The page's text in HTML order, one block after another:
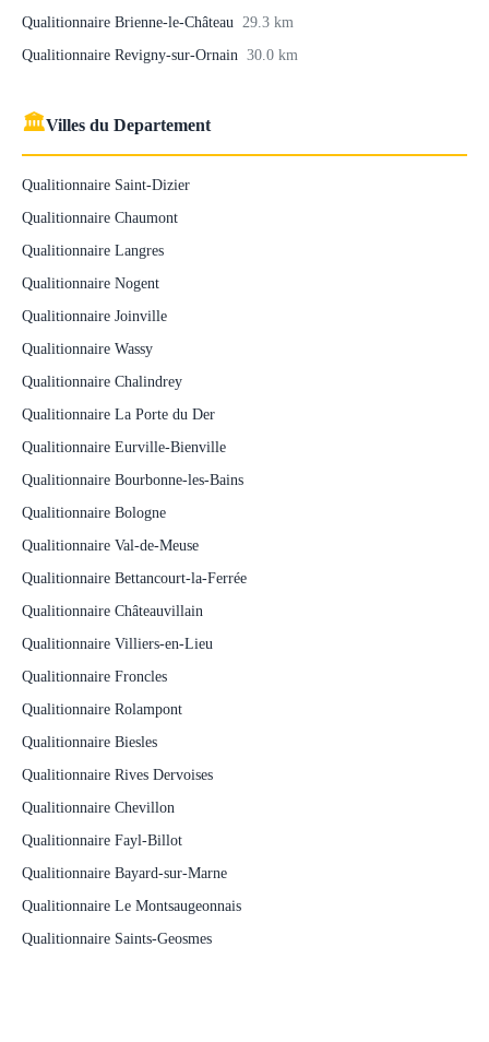
Qualitionnaire Brienne-le-Château 29.3 km
Qualitionnaire Revigny-sur-Ornain 30.0 km
🏛Villes du Departement
Qualitionnaire Saint-Dizier
Qualitionnaire Chaumont
Qualitionnaire Langres
Qualitionnaire Nogent
Qualitionnaire Joinville
Qualitionnaire Wassy
Qualitionnaire Chalindrey
Qualitionnaire La Porte du Der
Qualitionnaire Eurville-Bienville
Qualitionnaire Bourbonne-les-Bains
Qualitionnaire Bologne
Qualitionnaire Val-de-Meuse
Qualitionnaire Bettancourt-la-Ferrée
Qualitionnaire Châteauvillain
Qualitionnaire Villiers-en-Lieu
Qualitionnaire Froncles
Qualitionnaire Rolampont
Qualitionnaire Biesles
Qualitionnaire Rives Dervoises
Qualitionnaire Chevillon
Qualitionnaire Fayl-Billot
Qualitionnaire Bayard-sur-Marne
Qualitionnaire Le Montsaugeonnais
Qualitionnaire Saints-Geosmes